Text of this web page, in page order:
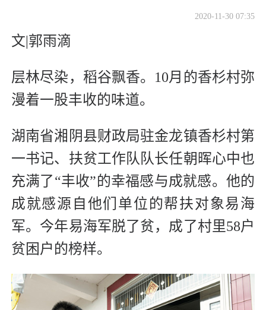
2020-11-30 07:35
文|郭雨滴
层林尽染，稻谷飘香。10月的香杉村弥
漫着一股丰收的味道。
湖南省湘阴县财政局驻金龙镇香杉村第
一书记、扶贫工作队队长任朝晖心中也
充满了“丰收”的幸福感与成就感。他的
成就感源自他们单位的帮扶对象易海
军。今年易海军脱了贫，成了村里58户
贫困户的榜样。